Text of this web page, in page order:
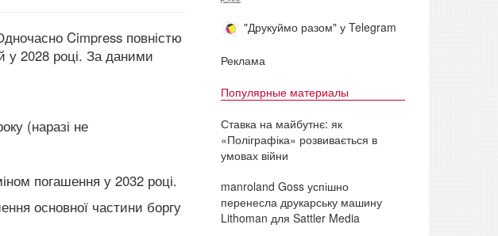
Cimpress повністю
у 2028 році. За даними
(наразі не
погашення у 2032 році.
основної частини боргу
"Друкуймо разом" у Telegram
Реклама
Популярные материалы
Ставка на майбутнє: як
«Поліграфіка» розвивається в
умовах війни
manroland Goss успішно
перенесла друкарську машину
Lithoman для Sattler Media